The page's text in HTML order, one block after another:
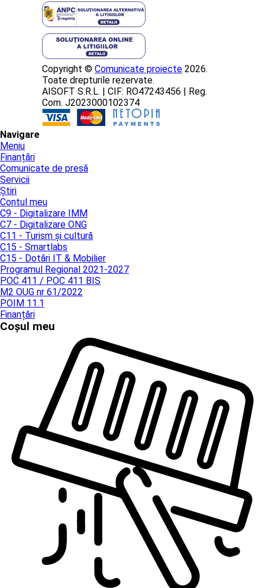
Copyright © Comunicate proiecte 2026.
Toate drepturile rezervate.
AISOFT S.R.L. | CIF: RO47243456 | Reg.
Com. J2023000102374
Navigare
Meniu
Finanțări
Comunicate de presă
Servicii
Știri
Contul meu
C9 - Digitalizare IMM
C7 - Digitalizare ONG
C11 - Turism și cultură
C15 - Smartlabs
C15 - Dotări IT & Mobilier
Programul Regional 2021-2027
POC 411 / POC 411 BIS
M2 OUG nr 61/2022
POIM 11.1
Finanțări
Coșul meu